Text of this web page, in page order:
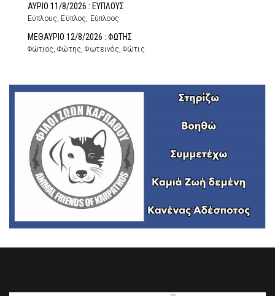
ΑΥΡΙΟ 11/8/2026 : ΕΥΠΛΟΥΣ
Εύπλους, Εύπλος, Εύπλοος
ΜΕΘΑΥΡΙΟ 12/8/2026 : ΦΩΤΗΣ
Φώτιος, Φώτης, Φωτεινός, Φώτις